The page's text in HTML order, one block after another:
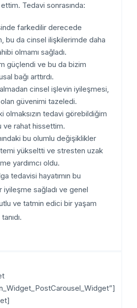
Tedavi sonrasında:
farkedilir derecede
bu da cinsel ilişkilerimde daha
olmamı sağladı.
güçlendi ve bu da bizim
bağı arttırdı.
cinsel işlevin iyileşmesi,
güvenimi tazeledi.
olmaksızın tedavi görebildiğim
ve rahat hissettim.
bu olumlu değişiklikler
yükseltti ve stresten uzak
yardımcı oldu.
tedavisi hayatımın bu
sağladı ve genel
ve tatmin edici bir yaşam